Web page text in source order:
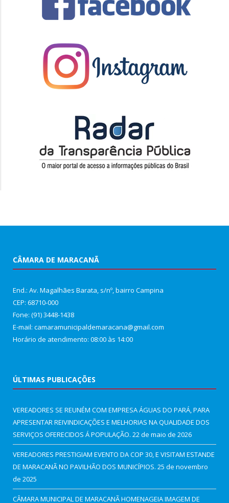
CÂMARA DE MARACANÃ
End.: Av. Magalhães Barata, s/nº, bairro Campina
CEP: 68710-000
Fone: (91) 3448-1438
E-mail: camaramunicipaldemaracana@gmail.com
Horário de atendimento: 08:00 às 14:00
ÚLTIMAS PUBLICAÇÕES
VEREADORES SE REUNÉM COM EMPRESA ÁGUAS DO PARÁ, PARA
APRESENTAR REIVINDICAÇÕES E MELHORIAS NA QUALIDADE DOS
SERVIÇOS OFERECIDOS Á POPULAÇÃO. 22 de maio de 2026
VEREADORES PRESTIGIAM EVENTO DA COP 30, E VISITAM ESTANDE
DE MARACANÃ NO PAVILHÃO DOS MUNICÍPIOS. 25 de novembro
de 2025
CÂMARA MUNICIPAL DE MARACANÃ HOMENAGEIA IMAGEM DE